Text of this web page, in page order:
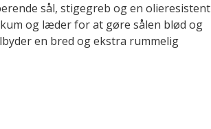
sål, stigegreb og en olieresistent
og læder for at gøre sålen blød og
en bred og ekstra rummelig